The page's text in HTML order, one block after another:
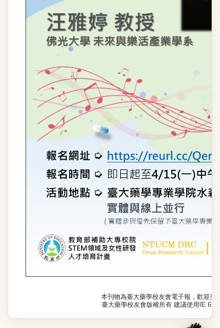
本刊物為臺大藥學校友會電子報，歡迎至
臺大藥學校友會版權所有 建議使用IE 6.0